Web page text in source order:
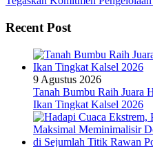
Recent Post
9 Agustus 2026
Tanah Bumbu Raih Juara
Ikan Tingkat Kalsel 2026